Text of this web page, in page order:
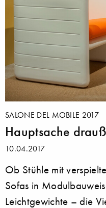
SALONE DEL MOBILE 2017
Hauptsache
10.04.2017
Ob Stühle mit
Sofas in
Leichtgewichte – die